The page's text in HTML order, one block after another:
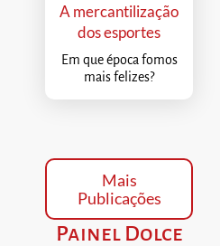
A mercantilização
dos esportes
Em que época fomos
mais felizes?
Mais
Publicações
Painel Dolce